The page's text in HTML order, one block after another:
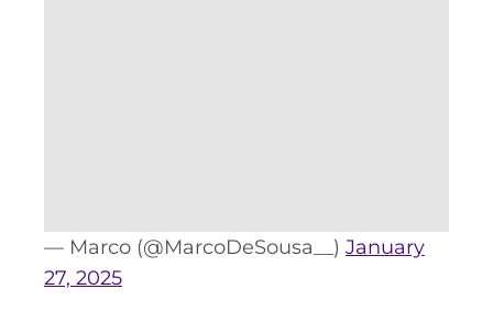
— Marco (@MarcoDeSousa__) January
27, 2025